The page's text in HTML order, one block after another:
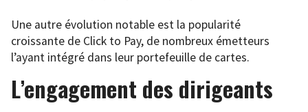
Une autre évolution notable est la popularité
croissante de Click to Pay, de nombreux émetteurs
l’ayant intégré dans leur portefeuille de cartes.
L’engagement des dirigeants